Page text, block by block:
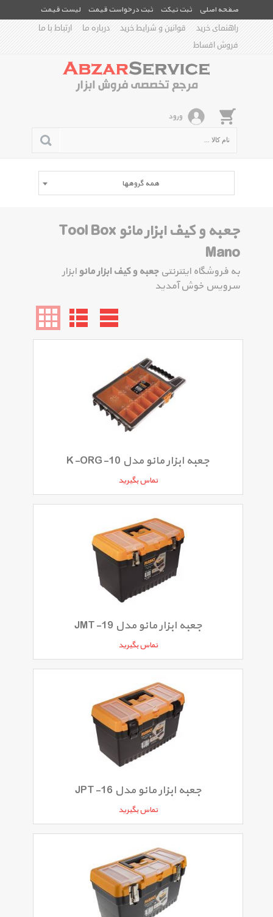
صفحه اصلی ثبت تیکت ثبت درخواست قیمت
لیست قیمت
راهنمای خرید
قوانین و شرایط خرید درباره ما
ارتباط با ما
فروش اقساط
ورود
همه گروهها
جعبه و کیف ابزار مانو Tool Box
Mano
به فروشگاه اینترنتی جعبه و کیف ابزار مانوابزار
سرویس خوش آمدید
جعبه ابزار مانو مدل K-ORG-10
تماس بگیرید
جعبه ابزار مانو مدل JMT-19
تماس بگیرید
جعبه ابزار مانو مدل JPT-16
تماس بگیرید